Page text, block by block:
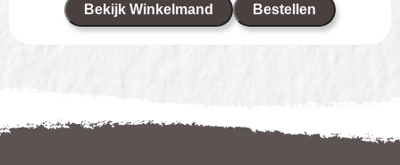
Bekijk Winkelmand Bestellen